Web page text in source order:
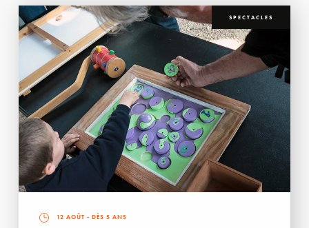
SPECTACLES
12 AOÛT - DÈS 5 ANS